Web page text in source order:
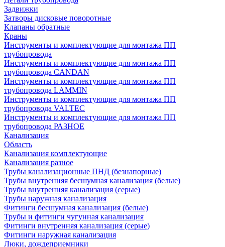
Задвижки
Затворы дисковые поворотные
Клапаны обратные
Краны
Инструменты и комплектующие для монтажа ПП
трубопровода
Инструменты и комплектующие для монтажа ПП
трубопровода CANDAN
Инструменты и комплектующие для монтажа ПП
трубопровода LAMMIN
Инструменты и комплектующие для монтажа ПП
трубопровода VALTEC
Инструменты и комплектующие для монтажа ПП
трубопровода РАЗНОЕ
Канализация
Область
Канализация комплектующие
Канализация разное
Трубы канализационные ПНД (безнапорные)
Трубы внутренняя бесшумная канализация (белые)
Трубы внутренняя канализация (серые)
Трубы наружная канализация
Фитинги бесшумная канализация (белые)
Трубы и фитинги чугунная канализация
Фитинги внутренняя канализация (серые)
Фитинги наружная канализация
Люки, дождеприемники